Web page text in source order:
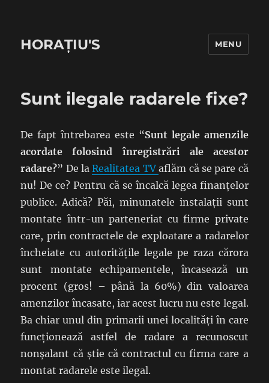
HORAȚIU'S MENU
Sunt ilegale radarele fixe?
De fapt întrebarea este “Sunt legale amenzile
acordate folosind înregistrări ale acestor
radare?” De laRealitatea TVaflăm că se pare că
nu! De ce? Pentru că se încalcă legea finanțelor
publice. Adică? Păi, minunatele instalații sunt
montate într-un parteneriat cu firme private
care, prin contractele de exploatare a radarelor
încheiate cu autoritățile legale pe raza cărora
sunt montate echipamentele, încasează un
procent (gros! – până la 60%) din valoarea
amenzilor încasate, iar acest lucru nu este legal.
Ba chiar unul din primarii unei localități în care
funcționează astfel de radare a recunoscut
nonșalant că știe că contractul cu firma care a
montat radarele este ilegal.